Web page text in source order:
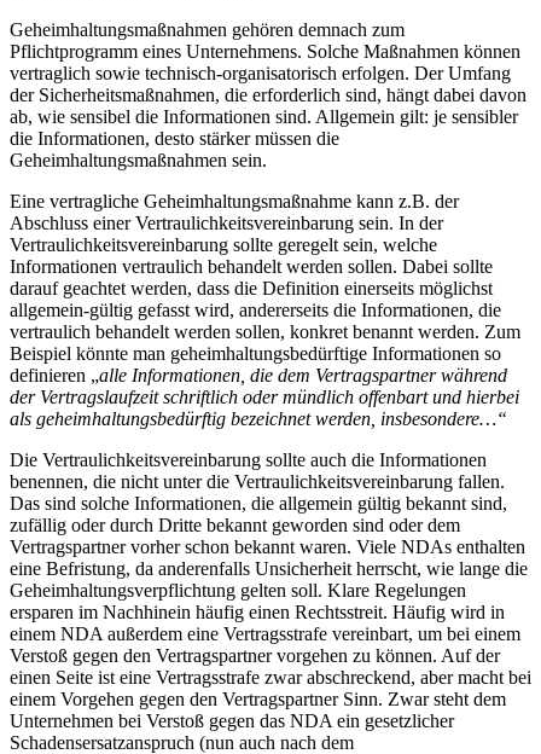
Geheimhaltungsmaßnahmen gehören demnach zum
Pflichtprogramm eines Unternehmens. Solche Maßnahmen können
vertraglich sowie technisch-organisatorisch erfolgen. Der Umfang
der Sicherheitsmaßnahmen, die erforderlich sind, hängt dabei davon
ab, wie sensibel die Informationen sind. Allgemein gilt: je sensibler
die Informationen, desto stärker müssen die
Geheimhaltungsmaßnahmen sein.
Eine vertragliche Geheimhaltungsmaßnahme kann z.B. der
Abschluss einer Vertraulichkeitsvereinbarung sein. In der
Vertraulichkeitsvereinbarung sollte geregelt sein, welche
Informationen vertraulich behandelt werden sollen. Dabei sollte
darauf geachtet werden, dass die Definition einerseits möglichst
allgemein-gültig gefasst wird, andererseits die Informationen, die
vertraulich behandelt werden sollen, konkret benannt werden. Zum
Beispiel könnte man geheimhaltungsbedürftige Informationen so
definieren „alle Informationen, die dem Vertragspartner während
der Vertragslaufzeit schriftlich oder mündlich offenbart und hierbei
als geheimhaltungsbedürftig bezeichnet werden, insbesondere…“
Die Vertraulichkeitsvereinbarung sollte auch die Informationen
benennen, die nicht unter die Vertraulichkeitsvereinbarung fallen.
Das sind solche Informationen, die allgemein gültig bekannt sind,
zufällig oder durch Dritte bekannt geworden sind oder dem
Vertragspartner vorher schon bekannt waren. Viele NDAs enthalten
eine Befristung, da anderenfalls Unsicherheit herrscht, wie lange die
Geheimhaltungsverpflichtung gelten soll. Klare Regelungen
ersparen im Nachhinein häufig einen Rechtsstreit. Häufig wird in
einem NDA außerdem eine Vertragsstrafe vereinbart, um bei einem
Verstoß gegen den Vertragspartner vorgehen zu können. Auf der
einen Seite ist eine Vertragsstrafe zwar abschreckend, aber macht bei
einem Vorgehen gegen den Vertragspartner Sinn. Zwar steht dem
Unternehmen bei Verstoß gegen das NDA ein gesetzlicher
Schadensersatzanspruch (nun auch nach dem